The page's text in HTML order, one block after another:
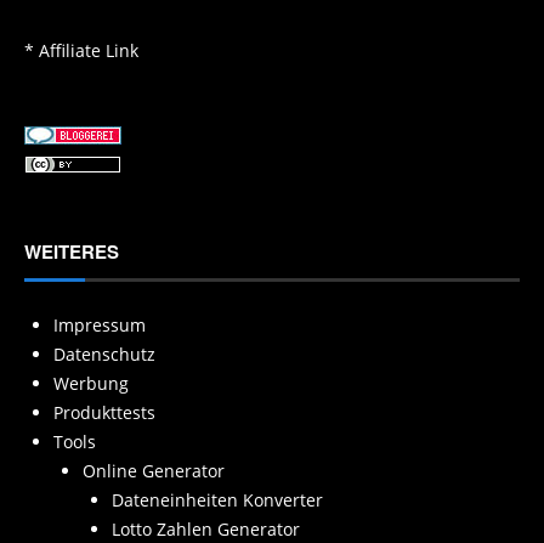
* Affiliate Link
WEITERES
Impressum
Datenschutz
Werbung
Produkttests
Tools
Online Generator
Dateneinheiten Konverter
Lotto Zahlen Generator